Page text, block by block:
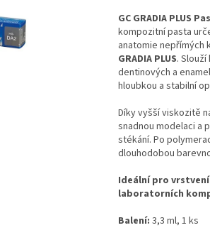
GC GRADIA PLUS
kompozitní pasta
anatomie nepřímých
GRADIA PLUS.
dentinových a
hloubkou a stabilní
Díky vyšší viskozitě
snadnou modelaci a
stékání. Po
dlouhodobou
Ideální pro
laboratorních
Balení: 3,3 ml, 1 ks